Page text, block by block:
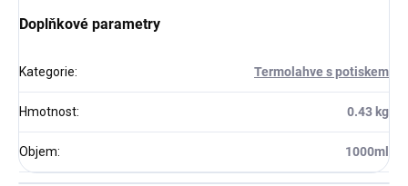
Doplňkové parametry
Kategorie: Termolahve s potiskem
Hmotnost: 0.43 kg
Objem: 1000ml